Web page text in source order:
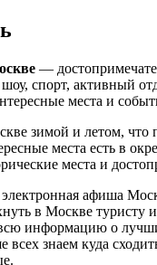
—
спорт, активный
места и
зимой и летом, что
места есть в
места и
афиша
в Москве туристу
информацию о
знаем куда сходить